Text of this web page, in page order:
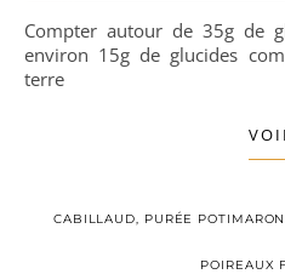
Compter autour de 35g de glucides par assiette - Dont
environ 15g de glucides
terre
CABILLAUD, PURÉE
POIREAUX